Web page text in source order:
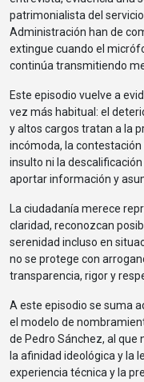
patrimonialista del
Administración han de
extingue cuando el
continúa transmitiendo
Este episodio vuelve a
vez más habitual: el
y altos cargos tratan a la
incómoda, la contestación
insulto ni la
aportar información y
La ciudadanía merece
claridad, reconozcan
serenidad incluso en
no se protege con
transparencia, rigor y
A este episodio se suma
el modelo de
de Pedro Sánchez, al
la afinidad ideológica y la
experiencia técnica y la